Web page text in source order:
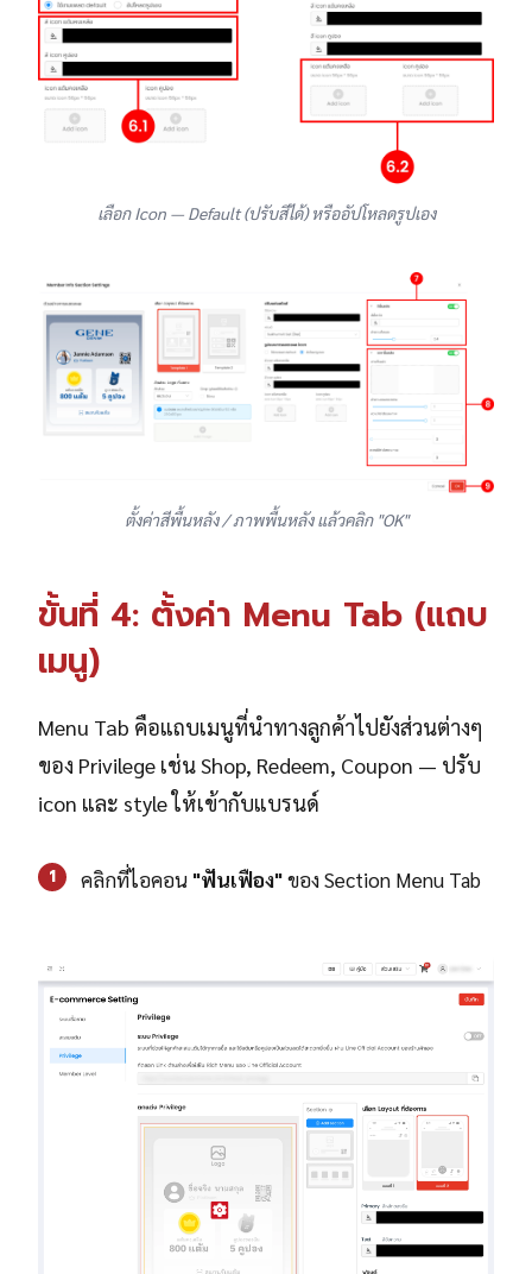
เลือก Icon — Default (ปรับสีได้) หรืออัปโหลดรูปเอง
ตั้งค่าสีพื้นหลัง / ภาพพื้นหลัง แล้วคลิก "OK"
ขั้นที่ 4: ตั้งค่า Menu Tab (แถบ
เมนู)
Menu Tab คือแถบเมนูที่นำทางลูกค้าไปยังส่วนต่างๆ
ของ Privilege เช่น Shop, Redeem, Coupon — ปรับ
icon และ style ให้เข้ากับแบรนด์
1 คลิกที่ไอคอน "ฟันเฟือง"ของ Section Menu Tab